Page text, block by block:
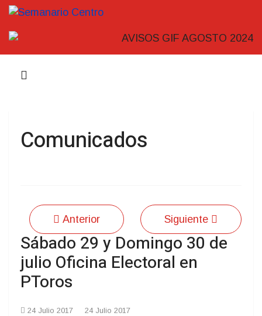
Comunicados
Anterior Siguiente
Sábado 29 y Domingo 30 de
julio Oficina Electoral en
PToros
24 Julio 2017 24 Julio 2017